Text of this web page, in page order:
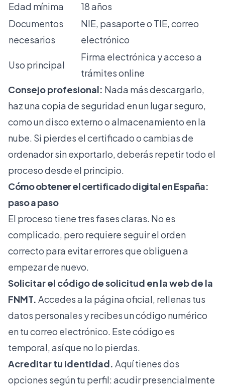
Edad mínima
18 años
Documentos
necesarios
NIE, pasaporte o TIE, correo
electrónico
Uso principal
Firma electrónica y acceso a
trámites online
Consejo profesional: Nada más descargarlo,
haz una copia de seguridad en un lugar seguro,
como un disco externo o almacenamiento en la
nube. Si pierdes el certificado o cambias de
ordenador sin exportarlo, deberás repetir todo el
proceso desde el principio.
Cómo obtener el certificado digital en España:
paso a paso
El proceso tiene tres fases claras. No es
complicado, pero requiere seguir el orden
correcto para evitar errores que obliguen a
empezar de nuevo.
Solicitar el código de solicitud en la web de la
FNMT. Accedes a la página oficial, rellenas tus
datos personales y recibes un código numérico
en tu correo electrónico. Este código es
temporal, así que no lo pierdas.
Acreditar tu identidad. Aquí tienes dos
opciones según tu perfil: acudir presencialmente